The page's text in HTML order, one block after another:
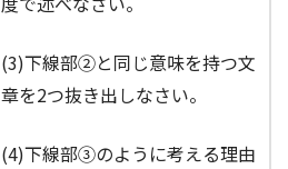
(3)下線部②と同じ意味を持つ文
章を2つ抜き出しなさい。
(4)下線部③のように考える理由